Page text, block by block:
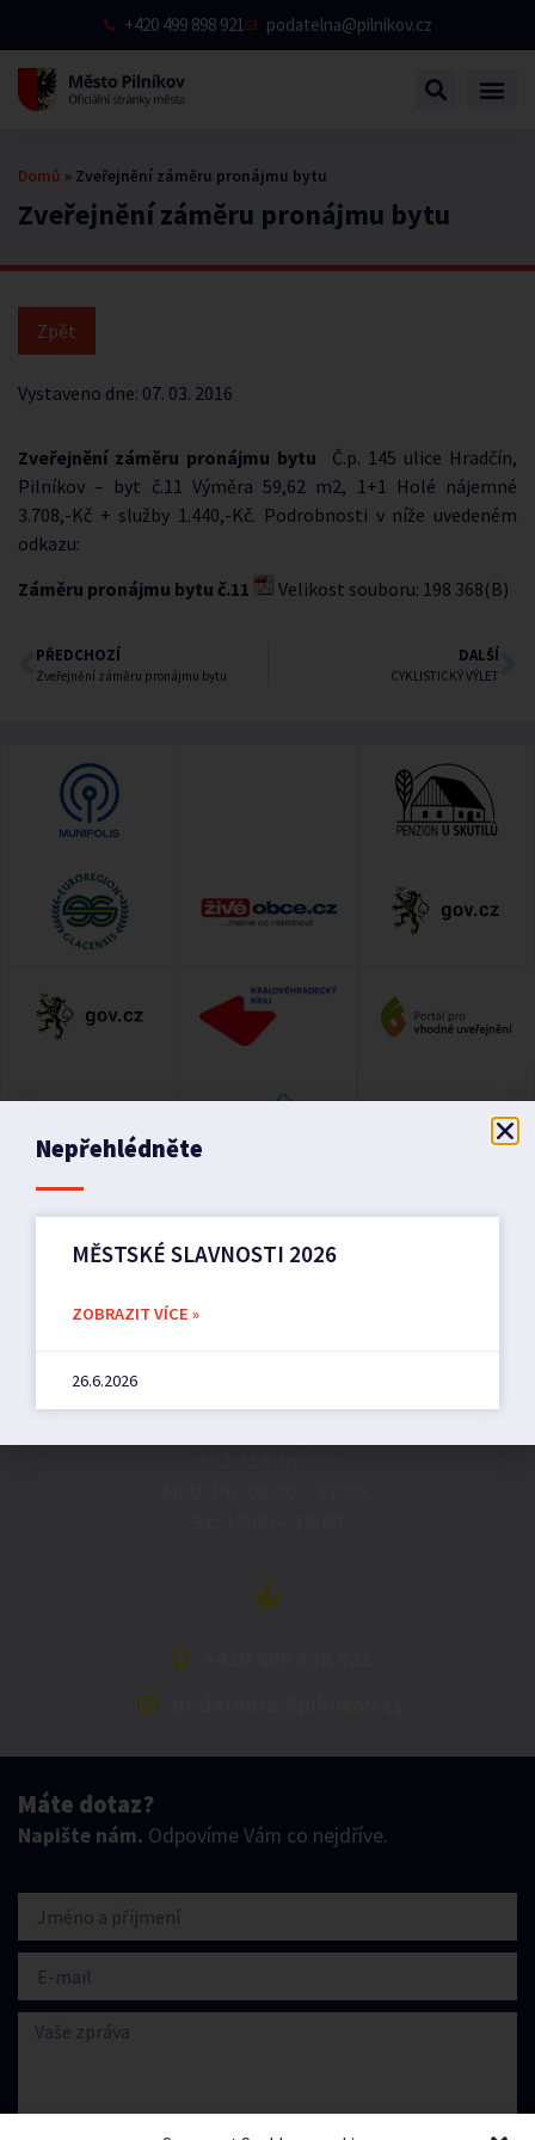
+420 499 898 921 podatelna@pilnikov.cz
Zveřejnění záměru pronájmu bytu
Domů » Zveřejnění záměru pronájmu bytu
Vystaveno dne: 07. 03. 2016
Zveřejnění záměru pronájmu bytu
Č.p. 145 ulice Hradčín,
Pilníkov – byt č.11 Výměra 59,62 m2, 1+1 Holé nájemné
3.708,-Kč + služby 1.440,-Kč. Podrobnosti v níže uvedeném
odkazu:
Záměru pronájmu bytu č.11
Velikost souboru: 198 368(B)
PŘEDCHOZÍ
Zveřejnění záměru pronájmu bytu
DALŠÍ
CYKLISTICKÝ VÝLET
Máte dotaz?
Napište nám. Odpovíme Vám co nejdříve.
Nepřehlédněte
MĚSTSKÉ SLAVNOSTI 2026
ZOBRAZIT VÍCE »
26.6.2026